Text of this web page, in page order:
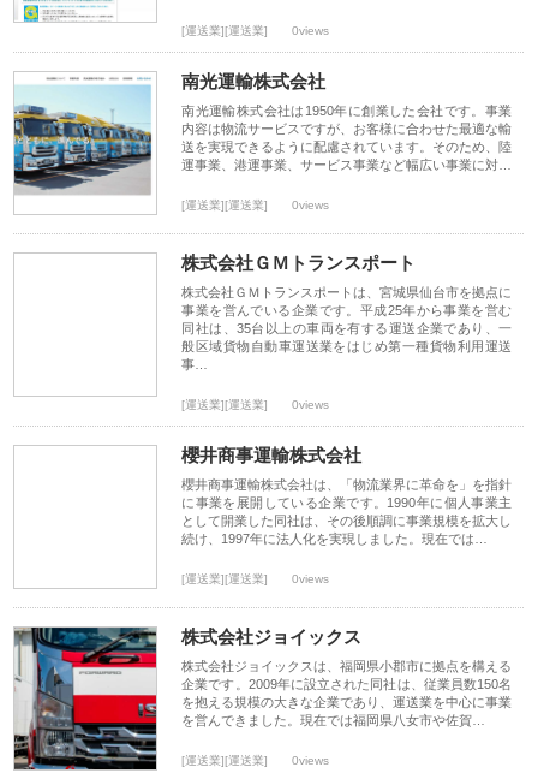
[運送業][運送業] 0views
南光運輸株式会社
南光運輸株式会社は1950年に創業した会社です。事業
内容は物流サービスですが、お客様に合わせた最適な輸
送を実現できるように配慮されています。そのため、陸
運事業、港運事業、サービス事業など幅広い事業に対…
[運送業][運送業] 0views
株式会社ＧＭトランスポート
株式会社ＧＭトランスポートは、宮城県仙台市を拠点に
事業を営んでいる企業です。平成25年から事業を営む
同社は、35台以上の車両を有する運送企業であり、一
般区域貨物自動車運送業をはじめ第一種貨物利用運送
事…
[運送業][運送業] 0views
櫻井商事運輸株式会社
櫻井商事運輸株式会社は、「物流業界に革命を」を指針
に事業を展開している企業です。1990年に個人事業主
として開業した同社は、その後順調に事業規模を拡大し
続け、1997年に法人化を実現しました。現在では…
[運送業][運送業] 0views
株式会社ジョイックス
株式会社ジョイックスは、福岡県小郡市に拠点を構える
企業です。2009年に設立された同社は、従業員数150名
を抱える規模の大きな企業であり、運送業を中心に事業
を営んできました。現在では福岡県八女市や佐賀…
[運送業][運送業] 0views